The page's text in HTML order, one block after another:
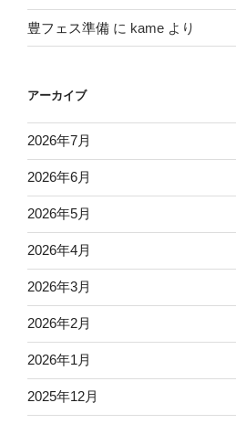
豊フェス準備 に kame より
アーカイブ
2026年7月
2026年6月
2026年5月
2026年4月
2026年3月
2026年2月
2026年1月
2025年12月